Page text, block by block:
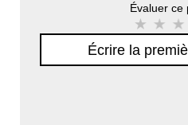
Évaluer ce
Écrire la